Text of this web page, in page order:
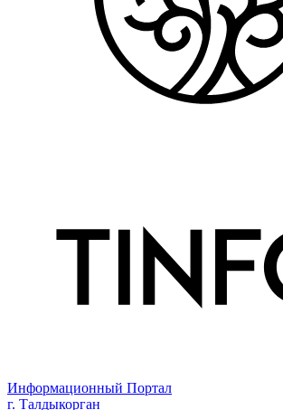
Информационный Портал
г. Талдыкорган